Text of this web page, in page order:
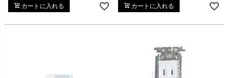
カートに入れる カートに入れる